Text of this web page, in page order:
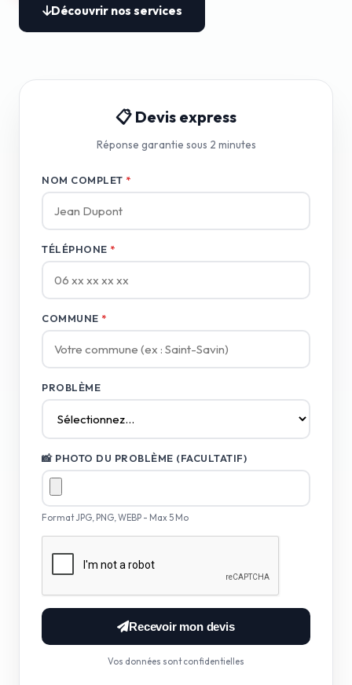
Découvrir nos services
📋 Devis express
Réponse garantie sous 2 minutes
NOM COMPLET *
TÉLÉPHONE *
COMMUNE *
PROBLÈME
📸 PHOTO DU PROBLÈME (FACULTATIF)
Format JPG, PNG, WEBP - Max 5 Mo
Recevoir mon devis
Vos données sont confidentielles